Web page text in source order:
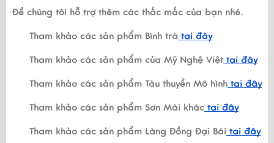
Để chúng tôi hỗ trợ thêm các thắc mắc của bạn nhé.
Tham khảo các sản phẩm Bình trà tại đây
Tham khảo các sản phẩm của Mỹ Nghệ Việttại đây
Tham khảo các sản phẩm Tàu thuyền Mô hình tại đây
Tham khảo các sản phẩm Sơn Mài khác tại đây
Tham khảo các sản phẩm Làng Đồng Đại Bái tại đây